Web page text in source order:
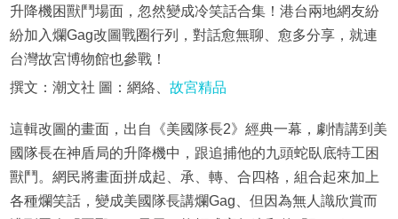
升降機困獸鬥場面，忽然變成冷笑話合集！港台兩地網友紛
紛加入爛Gag改圖戰圈行列，對話愈無聊、愈多分享，就連
台灣故宮博物館也參戰！
撰文：潮文社 圖：網絡、 故宮精品
這輯改圖的畫面，出自《美國隊長2》經典一幕，劇情講到美
國隊長在神盾局的升降機中，跟追捕他的九頭蛇臥底特工困
獸鬥。網民將畫面拼成起、承、轉、合四格，組合起來加上
各種爛笑話，變成美國隊長講爛Gag、但因為無人識欣賞而